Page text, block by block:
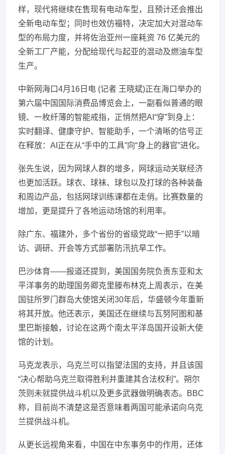
样，现代将继续在售现有电动车型，且预计还会推出
全新电动车型；同时也效仿福特，决定加大对混动车
型的布局力度，并将佐治亚州一座耗资 76 亿美元的
全新工厂产能，分配给现代与起亚的混动及燃油车型
生产。
中新网海口4月16日电 (记者 王晓斌)正在海口举办的
第六届中国国际消费品博览会上，一副看似普通的眼
镜、一枚纤薄的智能戒指，正悄然把AI“穿”到身上：
实时翻译、健康守护、智能助手，一个清晰的信号正
在释放：AI正在从“手中的工具”向“身上的器官”进化。
张先生说，因为网球人群的增多，网球运动关联经济
也更加活跃。球衣、球袜、球包以及打球的各种装备
和周边产品，包括网球训练课都在走俏。比赛数量的
增加，更是提升了各地运动场馆的利用率。
除广东、福建外，多个省份的省级党政“一把手”以暗
访、调研、开会等方式部署防汛抗旱工作。
巴沙体育——报道还提到，美国国务院负责东亚和太
平洋事务的助理国务卿克里滕布林克上周表示，在美
国驻所罗门群岛大使馆关闭30年后，华盛顿今年重新
将其开放。他还表示，美国还在继续与瓦努阿图和基
里巴斯接触，讨论在这两个南太平洋岛国开设新大使
馆的计划。
马克龙表示，乌克兰可以指望法国的支持，并且该国
“决心帮助乌克兰取得胜利并重建其合法权利”。朔尔
茨则未就提供战斗机以及更多武器做明确表态。BBC
称，目前尚不清楚这是否意味着两国可能承诺向乌克
兰提供战斗机。
从更长远视角来看，中国在中东事务中的作用，还体